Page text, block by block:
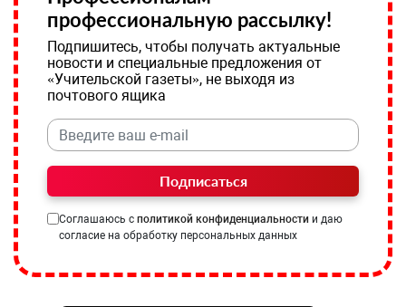
профессиональную рассылку!
Подпишитесь, чтобы получать актуальные
новости и специальные предложения от
«Учительской газеты», не выходя из
почтового ящика
Подписаться
Соглашаюсь с политикой конфиденциальности и даю
согласие на обработку персональных данных